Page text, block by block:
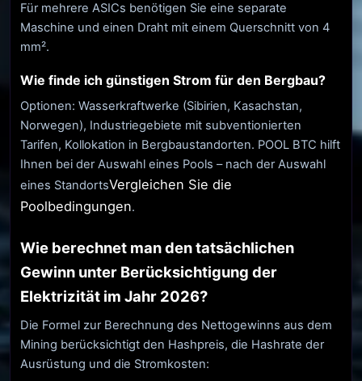
Für mehrere ASICs benötigen Sie eine separate
Maschine und einen Draht mit einem Querschnitt von 4
mm².
Wie finde ich günstigen Strom für den Bergbau?
Optionen: Wasserkraftwerke (Sibirien, Kasachstan,
Norwegen), Industriegebiete mit subventionierten
Tarifen, Kollokation in Bergbaustandorten. POOL BTC hilft
Ihnen bei der Auswahl eines Pools – nach der Auswahl
eines StandortsVergleichen Sie die
Poolbedingungen.
Wie berechnet man den tatsächlichen
Gewinn unter Berücksichtigung der
Elektrizität im Jahr 2026?
Die Formel zur Berechnung des Nettogewinns aus dem
Mining berücksichtigt den Hashpreis, die Hashrate der
Ausrüstung und die Stromkosten: